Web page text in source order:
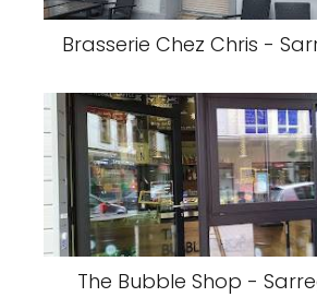
Brasserie Chez Chris -
The Bubble Shop -